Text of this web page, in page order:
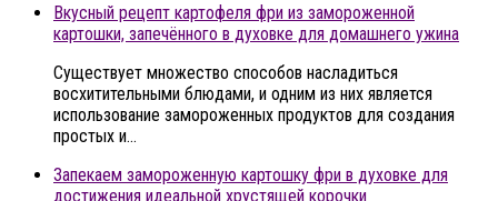
Вкусный рецепт картофеля фри из замороженной
картошки, запечённого в духовке для домашнего ужина
Существует множество способов насладиться
восхитительными блюдами, и одним из них является
использование замороженных продуктов для создания
простых и…
Запекаем замороженную картошку фри в духовке для
достижения идеальной хрустящей корочки